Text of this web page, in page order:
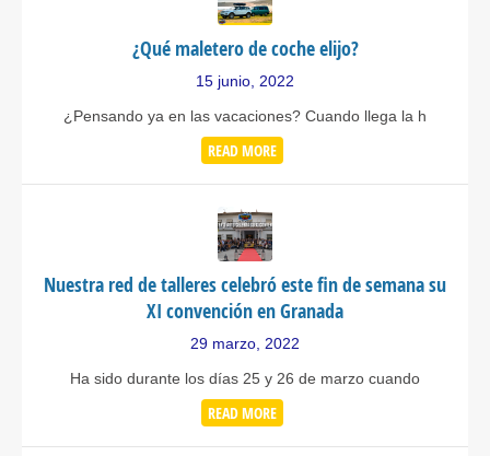
¿Qué maletero de coche elijo?
15 junio, 2022
¿Pensando ya en las vacaciones? Cuando llega la h
READ MORE
Nuestra red de talleres celebró este fin de semana su
XI convención en Granada
29 marzo, 2022
Ha sido durante los días 25 y 26 de marzo cuando
READ MORE